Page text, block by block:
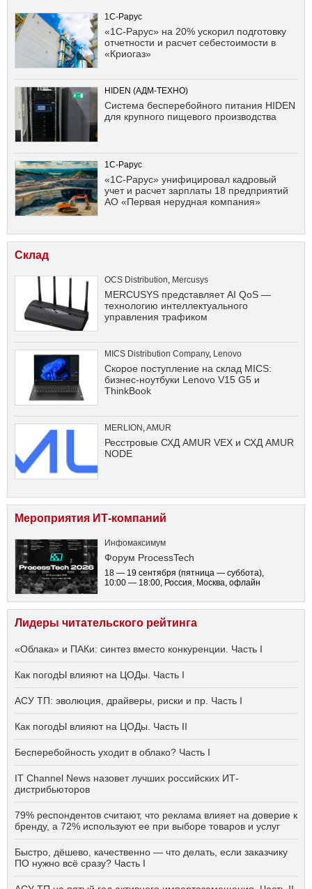
1С-Рарус
«1С-Рарус» на 20% ускорил подготовку
отчетности и расчет себестоимости в
«Криогаз»
HIDEN (АДМ-ТЕХНО)
Система бесперебойного питания HIDEN
для крупного пищевого производства
1С-Рарус
«1С-Рарус» унифицировал кадровый
учет и расчет зарплаты 18 предприятий
АО «Первая нерудная компания»
Склад
OCS Distribution, Mercusys
MERCUSYS представляет AI QoS —
технологию интеллектуального
управления трафиком
MICS Distribution Company, Lenovo
Скорое поступление на склад MICS:
бизнес-ноутбуки Lenovo V15 G5 и
ThinkBook
MERLION ,AMUR
Ресстровые СХД AMUR VEX и СХД AMUR
NODE
Мероприятия ИТ-компаний
Инфомаксимум
Форум ProcessTech
18 — 19 сентября (пятница — суббота),
10:00 — 18:00, Россия, Москва, офлайн
Лидеры читательского рейтинга
«Облака» и ПАКи: синтез вместо конкуренции. Часть I
Как погодЫ влияют на ЦОДы. Часть I
АСУ ТП: эволюция, драйверы, риски и пр. Часть I
Как погодЫ влияют на ЦОДы. Часть II
Бесперебойность уходит в облако? Часть I
IT Channel News назовет лучших российских ИТ-
дистрибьюторов
79% респондентов считают, что реклама влияет на доверие к
бренду, а 72% используют ее при выборе товаров и услуг
Быстро, дёшево, качественно — что делать, если заказчику
ПО нужно всё сразу? Часть I